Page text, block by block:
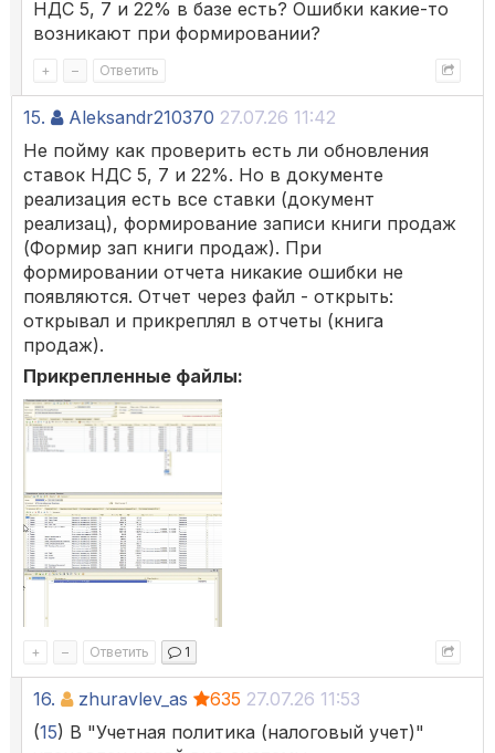
НДС 5, 7 и 22% в базе есть? Ошибки какие-то
возникают при формировании?
+ – Ответить
15. Aleksandr210370 27.07.26 11:42
Не пойму как проверить есть ли обновления
ставок НДС 5, 7 и 22%. Но в документе
реализация есть все ставки (документ
реализац), формирование записи книги продаж
(Формир зап книги продаж). При
формировании отчета никакие ошибки не
появляются. Отчет через файл - открыть:
открывал и прикреплял в отчеты (книга
продаж).
Прикрепленные файлы:
+ – Ответить 1
16. zhuravlev_as 635 27.07.26 11:53
(15) В "Учетная политика (налоговый учет)"